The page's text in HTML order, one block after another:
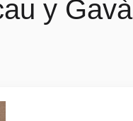
y Gavà